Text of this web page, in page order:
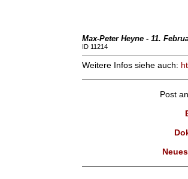
Max-Peter Heyne - 11.
ID 11214
Weitere Infos siehe auch:
Post